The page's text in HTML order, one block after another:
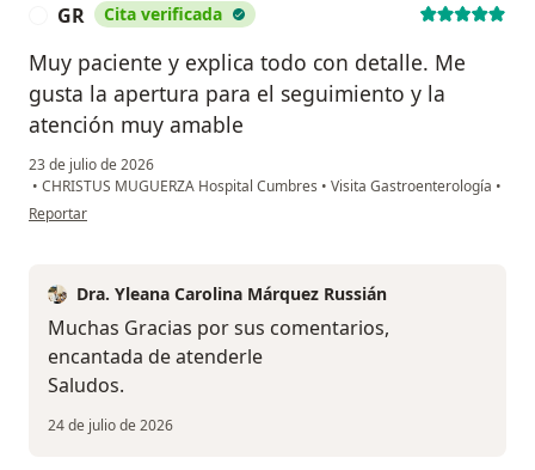
GR Cita verificada
Muy paciente y explica todo con detalle. Me
gusta la apertura para el seguimiento y la
atención muy amable
23 de julio de 2026
• CHRISTUS MUGUERZA Hospital Cumbres • Visita Gastroenterología •
en opinión del usuario GR
Reportar
Dra. Yleana Carolina Márquez Russián
Muchas Gracias por sus comentarios,
encantada de atenderle
Saludos.
24 de julio de 2026